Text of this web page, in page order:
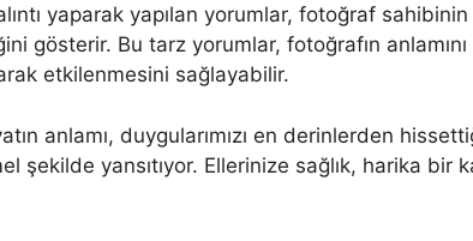
yaparak yapılan yorumlar, fotoğraf sahibinin
gösterir. Bu tarz yorumlar, fotoğrafın
etkilenmesini sağlayabilir.
anlamı, duygularımızı en derinlerden
şekilde yansıtıyor. Ellerinize sağlık, harika bir